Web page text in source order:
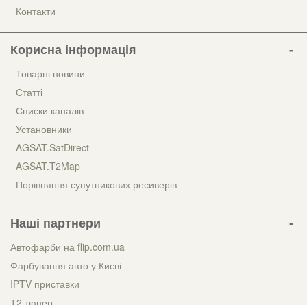
Контакти
Корисна інформація
Товарні новини
Статті
Списки каналів
Установники
AGSAT.SatDirect
AGSAT.T2Map
Порівняння супутникових ресиверів
Наші партнери
Автофарби на flip.com.ua
Фарбування авто у Києві
IPTV приставки
Т2 тюнер